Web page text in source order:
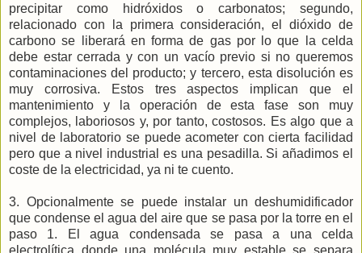
precipitar como hidróxidos o carbonatos; segundo,
relacionado con la primera consideración, el dióxido de
carbono se liberará en forma de gas por lo que la celda
debe estar cerrada y con un vacío previo si no queremos
contaminaciones del producto; y tercero, esta disolución es
muy corrosiva. Estos tres aspectos implican que el
mantenimiento y la operación de esta fase son muy
complejos, laboriosos y, por tanto, costosos. Es algo que a
nivel de laboratorio se puede acometer con cierta facilidad
pero que a nivel industrial es una pesadilla. Si añadimos el
coste de la electricidad, ya ni te cuento.
3. Opcionalmente se puede instalar un deshumidificador
que condense el agua del aire que se pasa por la torre en el
paso 1. El agua condensada se pasa a una celda
electrolítica donde una molécula muy estable se separa